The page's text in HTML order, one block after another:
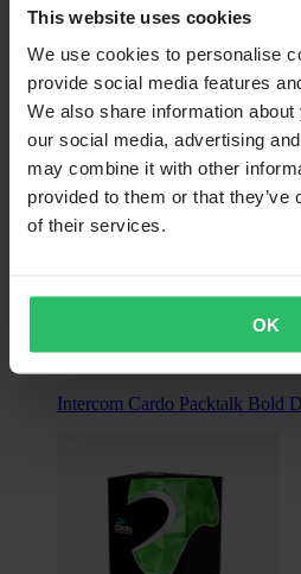
This website uses cookies
We use cookies to personalise
provide social media features
We also share information
our social media, advertising
may combine it with other
provided to them or that
of their services.
OK
Intercom Cardo Packtalk Bold